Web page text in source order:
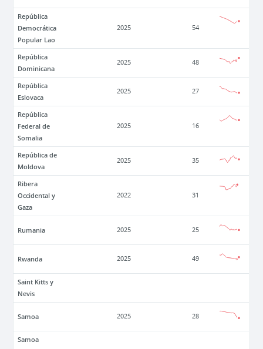
República
Democrática
Popular Lao
2025 54
República
Dominicana
2025 48
República
Eslovaca
2025 27
República
Federal de
Somalia
2025 16
República de
Moldova
2025 35
Ribera
Occidental y
Gaza
2022 31
Rumania 2025 25
Rwanda 2025 49
Saint Kitts y
Nevis
Samoa 2025 28
Samoa